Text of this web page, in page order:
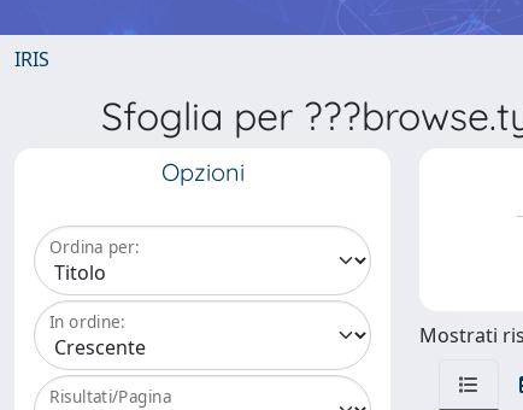
IRIS
Sfoglia per
Opzioni
Ordina per:
In ordine:
Risultati/Pagina
Mostrati